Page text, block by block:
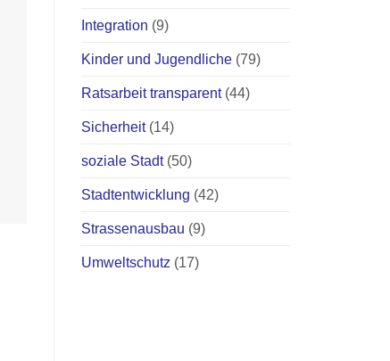
Integration (9)
Kinder und Jugendliche (79)
Ratsarbeit transparent(44)
Sicherheit(14)
soziale Stadt(50)
Stadtentwicklung (42)
Strassenausbau (9)
Umweltschutz (17)